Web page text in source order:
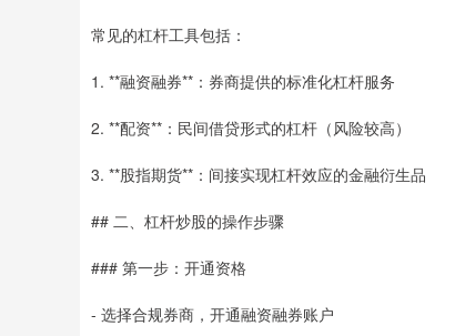
常见的杠杆工具包括：
1. **融资融券**：券商提供的标准化杠杆服务
2. **配资**：民间借贷形式的杠杆（风险较高）
3. **股指期货**：间接实现杠杆效应的金融衍生品
## 二、杠杆炒股的操作步骤
### 第一步：开通资格
- 选择合规券商，开通融资融券账户